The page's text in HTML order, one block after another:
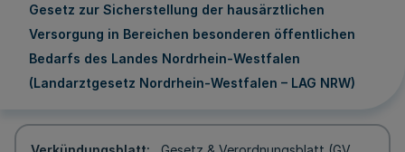
Gesetz zur Sicherstellung der hausärztlichen
Versorgung in Bereichen besonderen öffentlichen
Bedarfs des Landes Nordrhein-Westfalen
(Landarztgesetz Nordrhein-Westfalen – LAG NRW)